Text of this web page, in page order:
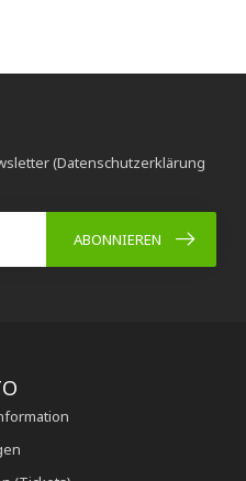
(Datenschutzerklärung
ABONNIEREN